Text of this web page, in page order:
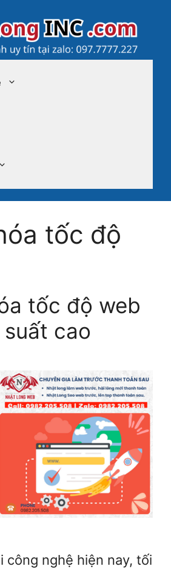
tốc độ
tốc độ web
cao
công nghệ hiện nay, tối